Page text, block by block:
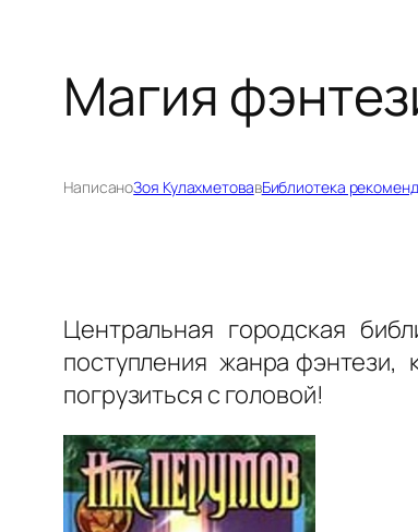
Магия
НаписаноЗоя КулахметовавБиблиотека
Центральная городская
поступления жанра фэнтези,
погрузиться с головой!